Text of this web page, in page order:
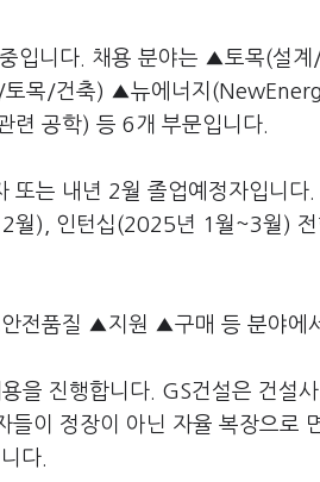
입니다. 채용 분야는 ▲토목(설
목/건축) ▲뉴에너지
공학) 등 6개 부문입니다.
는 내년 2월 졸업예정자입니다
), 인턴십(2025년 1월~3월) 전
품질 ▲지원 ▲구매 등 분야에
을 진행합니다. GS건설은 건설
들이 정장이 아닌 자율 복장으로
다.